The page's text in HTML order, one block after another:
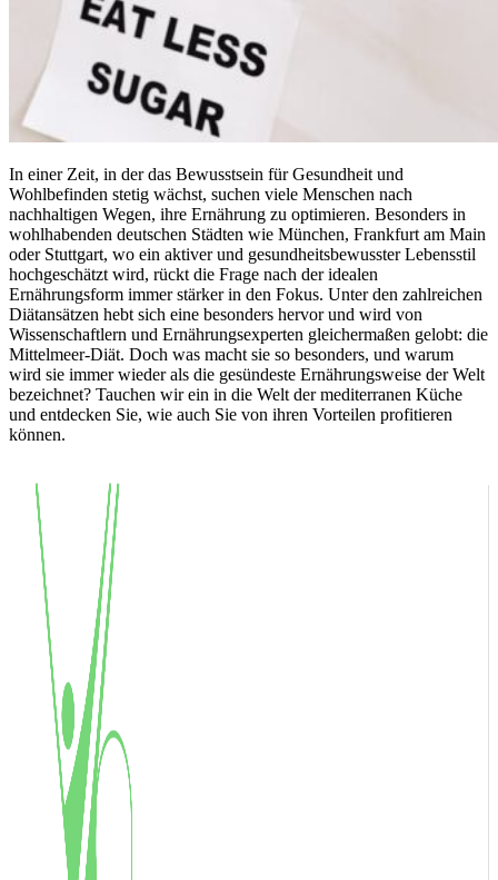
In einer Zeit, in der das Bewusstsein für Gesundheit und
Wohlbefinden stetig wächst, suchen viele Menschen nach
nachhaltigen Wegen, ihre Ernährung zu optimieren. Besonders in
wohlhabenden deutschen Städten wie München, Frankfurt am Main
oder Stuttgart, wo ein aktiver und gesundheitsbewusster Lebensstil
hochgeschätzt wird, rückt die Frage nach der idealen
Ernährungsform immer stärker in den Fokus. Unter den zahlreichen
Diätansätzen hebt sich eine besonders hervor und wird von
Wissenschaftlern und Ernährungsexperten gleichermaßen gelobt: die
Mittelmeer-Diät. Doch was macht sie so besonders, und warum
wird sie immer wieder als die gesündeste Ernährungsweise der Welt
bezeichnet? Tauchen wir ein in die Welt der mediterranen Küche
und entdecken Sie, wie auch Sie von ihren Vorteilen profitieren
können.